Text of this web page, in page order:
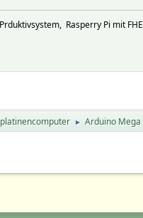
Rasperry Pi mit
► Arduino Mega